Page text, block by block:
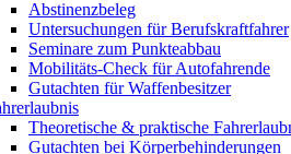
Abstinenzbeleg
Untersuchungen für Berufskraftfahrer
Seminare zum Punkteabbau
Mobilitäts-Check für Autofahrende
Gutachten für Waffenbesitzer
Theoretische & praktische
Gutachten bei Körperbehinderungen